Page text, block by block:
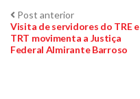
Navegação
de
Post anteriorPost
anterior:
Visita de servidores do TRE e
TRT movimenta a Justiça
Federal Almirante Barroso